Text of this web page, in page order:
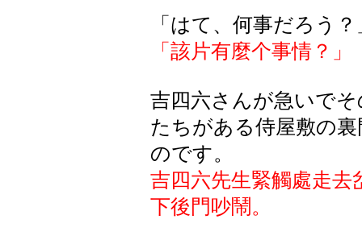
「はて、何事だろう？
「該片有麼个事情？」
吉四六さんが急いで
たちがある侍屋敷の
のです。
吉四六先生緊觸處走去
下後門吵鬧。